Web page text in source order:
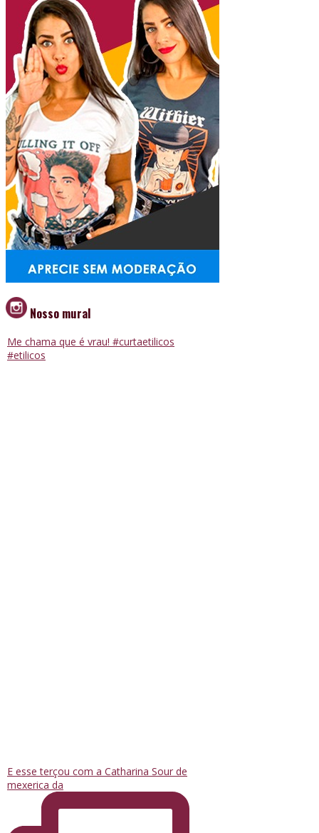
Nosso mural
Me chama que é vrau! #curtaetilicos
#etilicos
E esse terçou com a Catharina Sour de
mexerica da